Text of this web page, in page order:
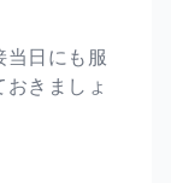
日にも服
きましょ